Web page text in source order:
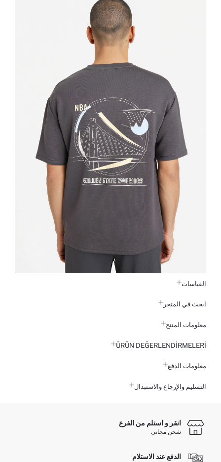
القياسات
ابحث في المتجر
معلومات المنتج
ÜRÜN DEĞERLENDİRMELERİ
معلومات الدفع
التسليم والإرجاع والاستبدال
انقر و استلم من الفرع
شحن مجاني
الدفع عند الاستلام